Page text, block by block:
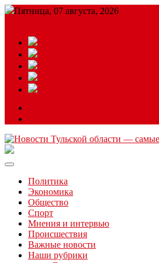
Пятница, 07 августа, 2026
Читайте последние новости дня в
Политика
Экономика
Общество
Спорт
Мнения и интервью
Происшествия
Важные новости
Наши рубрики